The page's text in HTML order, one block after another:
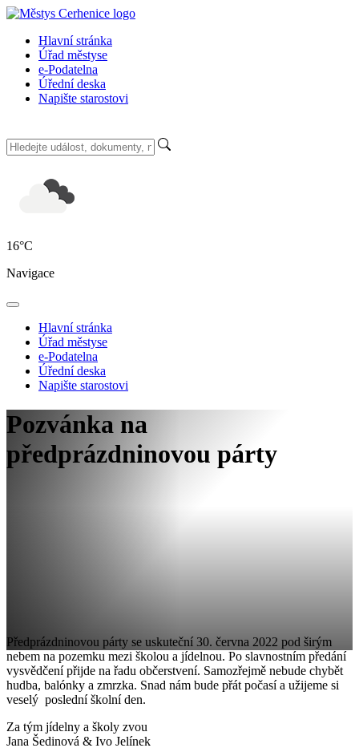
Hlavní stránka
Úřad městyse
e-Podatelna
Úřední deska
Napište starostovi
16°C
Navigace
Hlavní stránka
Úřad městyse
e-Podatelna
Úřední deska
Napište starostovi
Pozvánka na
předprázdninovou párty
Předprázdninovou párty se uskuteční 30. června 2022 pod širým
nebem na pozemku mezi školou a jídelnou. Po slavnostním předání
vysvědčení přijde na řadu občerstvení. Samozřejmě nebude chybět
hudba, balónky a zmrzka. Snad nám bude přát počasí a užijeme si
veselý poslední školní den.
Za tým jídelny a školy zvou
Jana Šedinová & Ivo Jelínek